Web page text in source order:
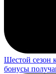
Шестой сезон
бонусы